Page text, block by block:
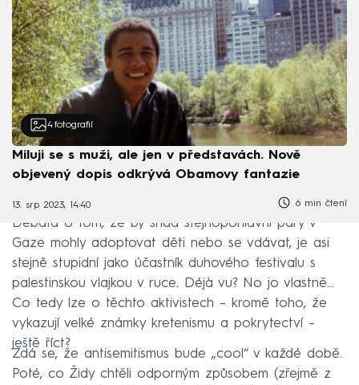
4 fotografií
Miluji se s muži, ale jen v představách. Nově
objevený dopis odkrývá Obamovy fantazie
13. srp 2023, 14:40 6 min čtení
Debata o tom, že by snad stejnopohlavní páry v
Gaze mohly adoptovat děti nebo se vdávat, je asi
stejně stupidní jako účastník duhového festivalu s
palestinskou vlajkou v ruce. Déjà vu? No jo vlastně...
Co tedy lze o těchto aktivistech – kromě toho, že
vykazují velké známky kretenismu a pokrytectví –
ještě říct?
Zdá se, že antisemitismus bude „cool“ v každé době.
Poté, co Židy chtěli odporným způsobem (zřejmě z